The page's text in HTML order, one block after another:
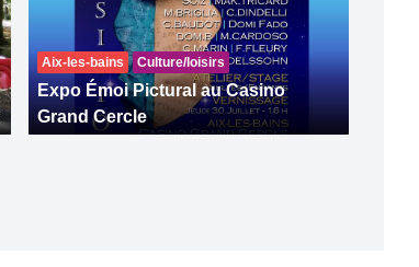
Aix-les-bains Culture/loisirs
Expo Émoi Pictural au Casino
Grand Cercle